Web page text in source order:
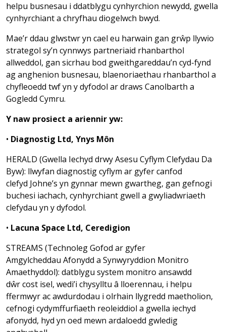
helpu busnesau i ddatblygu cynhyrchion newydd, gwella
cynhyrchiant a chryfhau diogelwch bwyd.
Mae’r ddau glwstwr yn cael eu harwain gan grŵp llywio
strategol sy’n cynnwys partneriaid rhanbarthol
allweddol, gan sicrhau bod gweithgareddau’n cyd-fynd
ag anghenion busnesau, blaenoriaethau rhanbarthol a
chyfleoedd twf yn y dyfodol ar draws Canolbarth a
Gogledd Cymru.
Y naw prosiect a ariennir yw:
• Diagnostig Ltd, Ynys Môn
HERALD (Gwella Iechyd drwy Asesu Cyflym Clefydau Da
Byw): llwyfan diagnostig cyflym ar gyfer canfod
clefyd Johne’s yn gynnar mewn gwartheg, gan gefnogi
buchesi iachach, cynhyrchiant gwell a gwyliadwriaeth
clefydau yn y dyfodol.
• Lacuna Space Ltd, Ceredigion
STREAMS (Technoleg Gofod ar gyfer
Amgylcheddau Afonydd a Synwyryddion Monitro
Amaethyddol): datblygu system monitro ansawdd
dŵr cost isel, wedi’i chysylltu â lloerennau, i helpu
ffermwyr ac awdurdodau i olrhain llygredd maetholion,
cefnogi cydymffurfiaeth reoleiddiol a gwella iechyd
afonydd, hyd yn oed mewn ardaloedd gwledig